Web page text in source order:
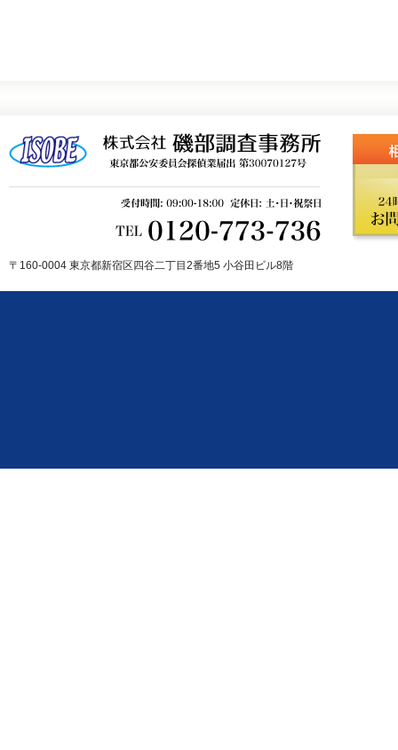
〒160-0004 東京都新宿区四谷二丁目2番地5 小谷田ビル8階